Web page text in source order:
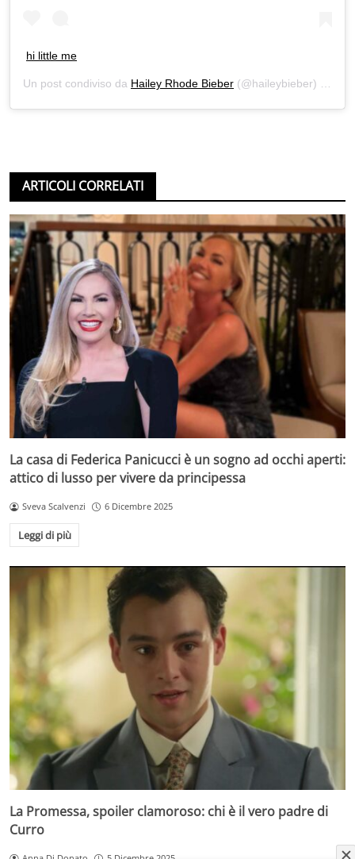
hi little me
Un post condiviso da Hailey Rhode Bieber (@haileybieber) in data:
ARTICOLI CORRELATI
La casa di Federica Panicucci è un sogno ad occhi aperti:
attico di lusso per vivere da principessa
Sveva Scalvenzi 6 Dicembre 2025
Leggi di più
La Promessa, spoiler clamoroso: chi è il vero padre di
Curro